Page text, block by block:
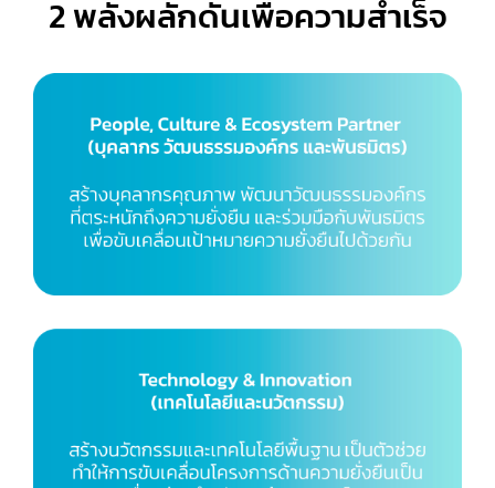
2 พลังผลักดันเพื่อความสำเร็จ